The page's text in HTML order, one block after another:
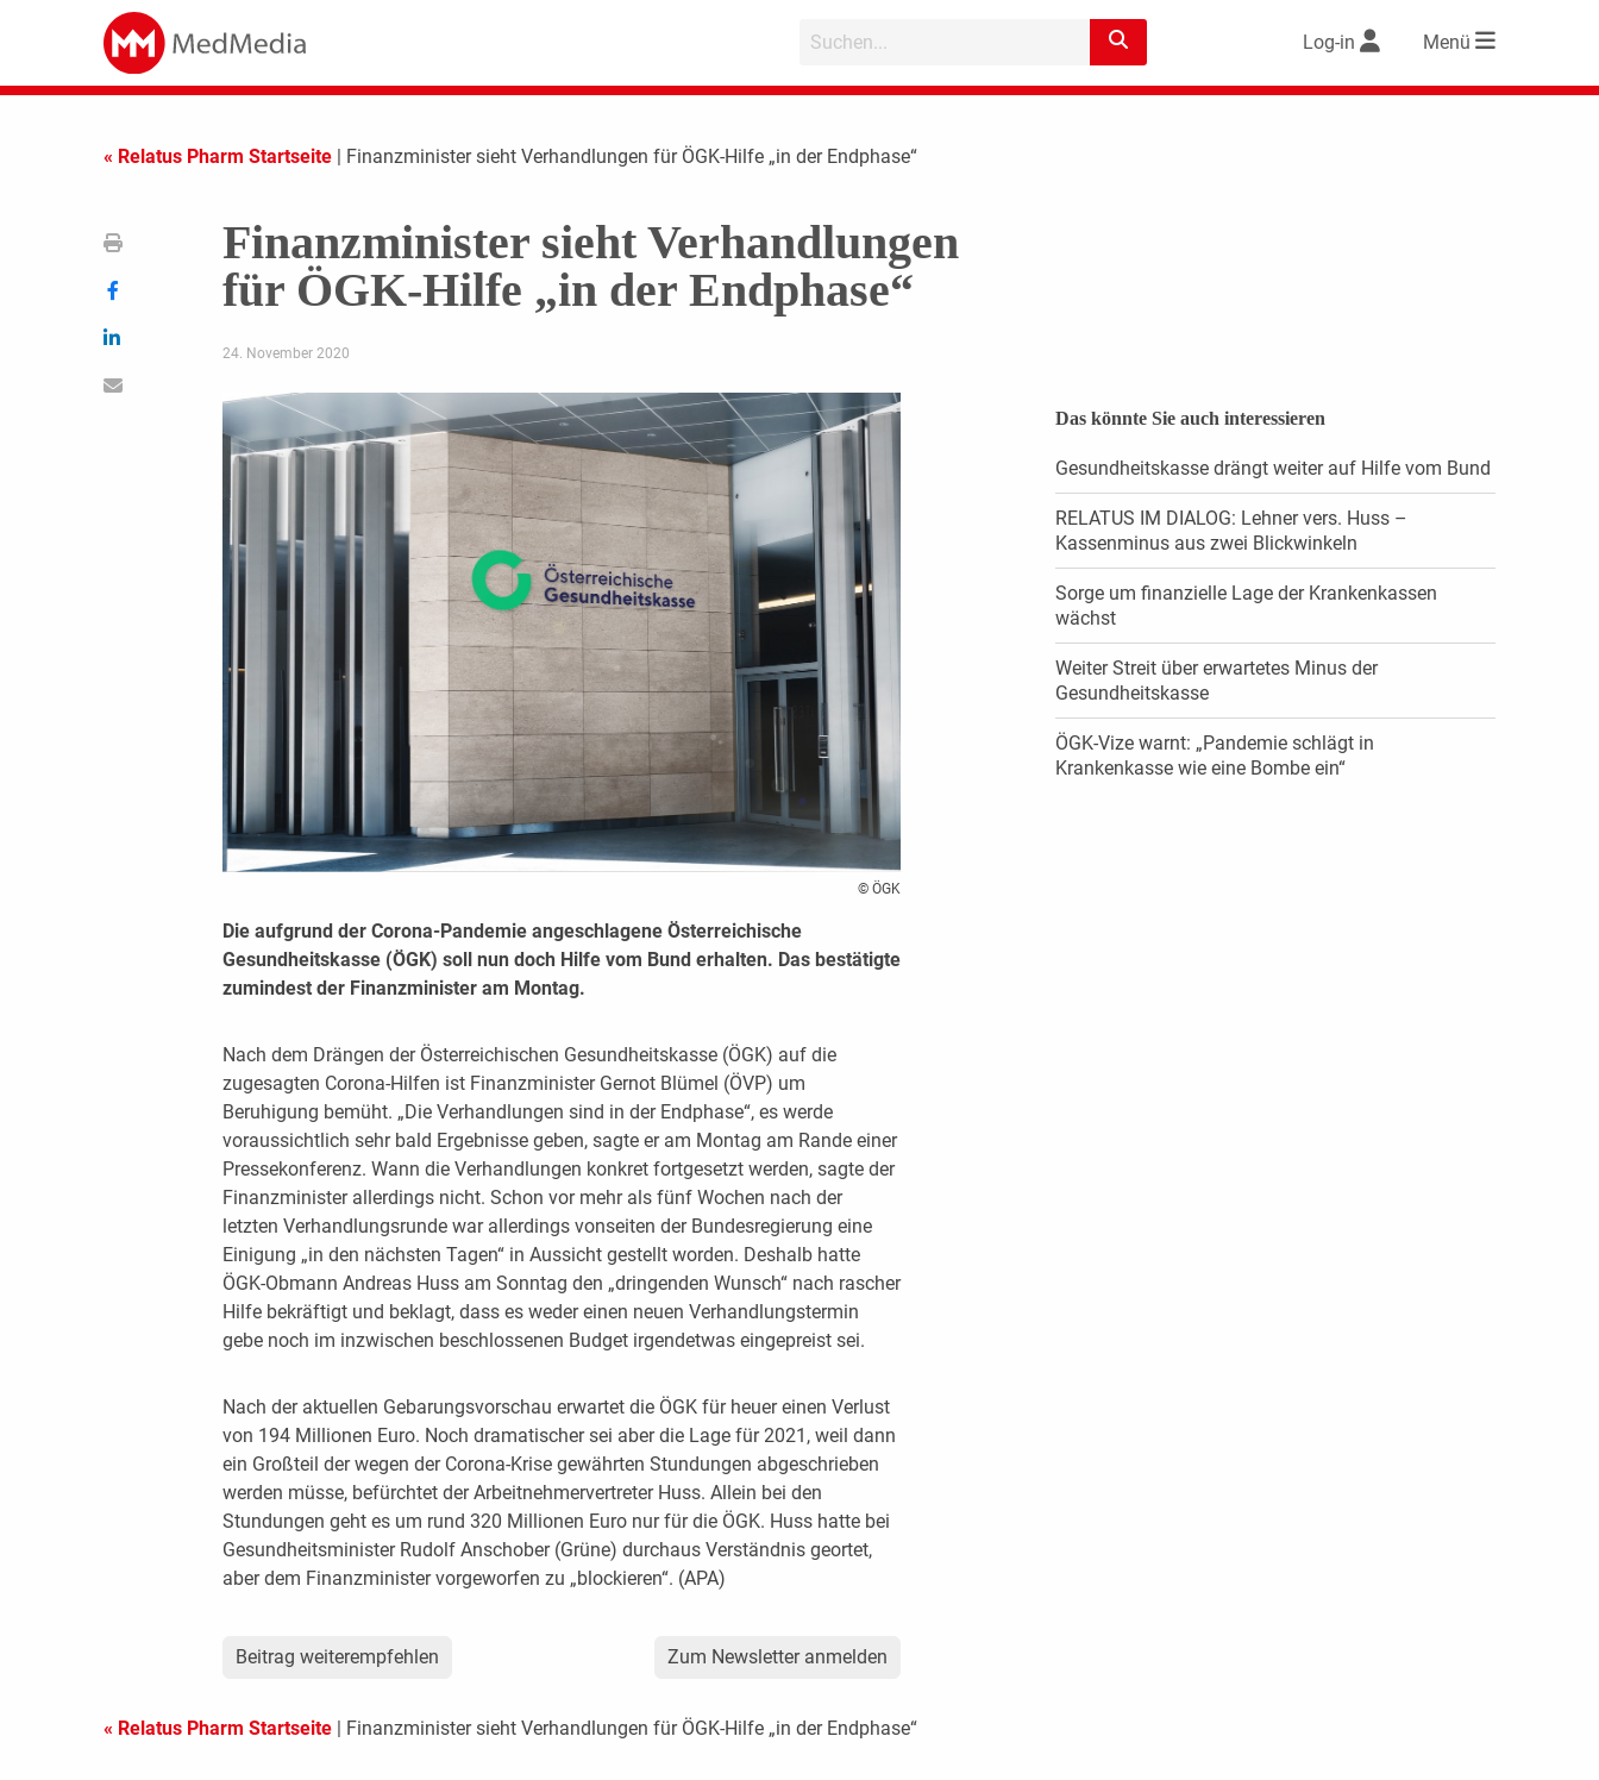
Log-in Menü
« Relatus Pharm Startseite | Finanzminister sieht Verhandlungen für ÖGK-Hilfe „in der Endphase“
Finanzminister sieht Verhandlungen
für ÖGK-Hilfe „in der Endphase“
24. November 2020
© ÖGK
Die aufgrund der Corona-Pandemie angeschlagene Österreichische
Gesundheitskasse (ÖGK) soll nun doch Hilfe vom Bund erhalten. Das bestätigte
zumindest der Finanzminister am Montag.
Nach dem Drängen der Österreichischen Gesundheitskasse (ÖGK) auf die
zugesagten Corona-Hilfen ist Finanzminister Gernot Blümel (ÖVP) um
Beruhigung bemüht. „Die Verhandlungen sind in der Endphase“, es werde
voraussichtlich sehr bald Ergebnisse geben, sagte er am Montag am Rande einer
Pressekonferenz. Wann die Verhandlungen konkret fortgesetzt werden, sagte der
Finanzminister allerdings nicht. Schon vor mehr als fünf Wochen nach der
letzten Verhandlungsrunde war allerdings vonseiten der Bundesregierung eine
Einigung „in den nächsten Tagen“ in Aussicht gestellt worden. Deshalb hatte
ÖGK-Obmann Andreas Huss am Sonntag den „dringenden Wunsch“ nach rascher
Hilfe bekräftigt und beklagt, dass es weder einen neuen Verhandlungstermin
gebe noch im inzwischen beschlossenen Budget irgendetwas eingepreist sei.
Nach der aktuellen Gebarungsvorschau erwartet die ÖGK für heuer einen Verlust
von 194 Millionen Euro. Noch dramatischer sei aber die Lage für 2021, weil dann
ein Großteil der wegen der Corona-Krise gewährten Stundungen abgeschrieben
werden müsse, befürchtet der Arbeitnehmervertreter Huss. Allein bei den
Stundungen geht es um rund 320 Millionen Euro nur für die ÖGK. Huss hatte bei
Gesundheitsminister Rudolf Anschober (Grüne) durchaus Verständnis geortet,
aber dem Finanzminister vorgeworfen zu „blockieren“. (APA)
Beitrag weiterempfehlen Zum Newsletter anmelden
Das könnte Sie auch interessieren
Gesundheitskasse drängt weiter auf Hilfe vom Bund
RELATUS IM DIALOG: Lehner vers. Huss –
Kassenminus aus zwei Blickwinkeln
Sorge um finanzielle Lage der Krankenkassen
wächst
Weiter Streit über erwartetes Minus der
Gesundheitskasse
ÖGK-Vize warnt: „Pandemie schlägt in
Krankenkasse wie eine Bombe ein“
« Relatus Pharm Startseite | Finanzminister sieht Verhandlungen für ÖGK-Hilfe „in der Endphase“